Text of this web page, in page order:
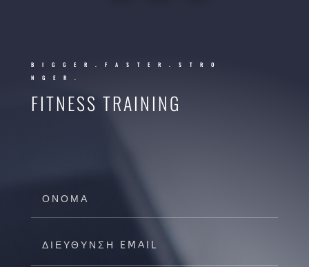
BIGGER.FASTER.STRO
NGER.
FITNESS TRAINING